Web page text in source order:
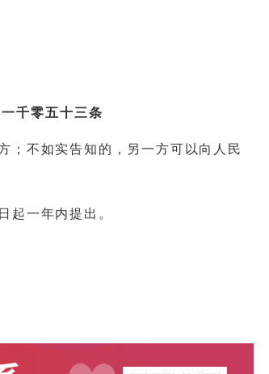
千零五十三条
；不如实告知的，另一方可以向人民
起一年内提出。